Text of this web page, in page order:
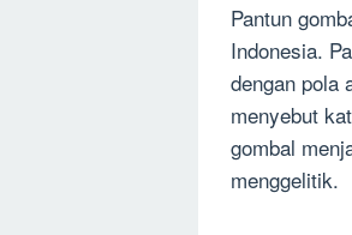
Pantun
Indonesia.
dengan pola
menyebut
gombal
menggelitik.